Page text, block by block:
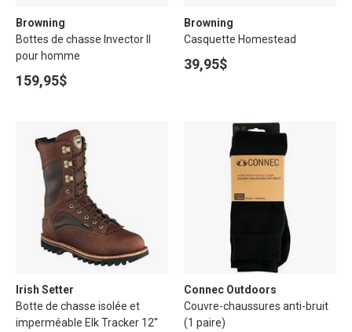
Browning
Bottes de chasse Invector II
pour homme
159,95$
Browning
Casquette Homestead
39,95$
Irish Setter
Botte de chasse isolée et
imperméable Elk Tracker 12''
Connec Outdoors
Couvre-chaussures anti-bruit
(1 paire)